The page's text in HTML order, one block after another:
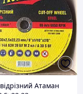
Атаман